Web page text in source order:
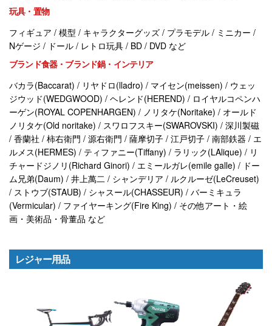
玩具・置物
フィギュア / 模型 / キャラクターグッズ / プラモデル / ミニカー /
Nゲージ / ドール / レトロ玩具 / BD / DVD など
ブランド食器・ブランド鍋・インテリア
バカラ(Baccarat) / リヤドロ(lladro) / マイセン(meissen) / ウェッ
ジウッド(WEDGWOOD) / ヘレンド(HEREND) / ロイヤルコペンハ
ーゲン(ROYAL COPENHARGEN) / ノリタケ(Noritake) / オールド
ノリタケ(Old noritake) / スワロフスキー(SWAROVSKI) / 深川製磁
/ 香蘭社 / 柿右衛門 / 源右衛門 / 薩摩切子 / 江戸切子 / 南部鉄器 / エ
ルメス(HERMES) / ティファニー(Tiffany) / ラリック(LAlique) / リ
チャードジノリ(Richard Ginori) / エミールガレ(emile galle) / ドー
ム兄弟(Daum) / 井上萬二 / シャンデリア / ルクルーゼ(LeCreuset)
/ ストウブ(STAUB) / シャスール(CHASSEUR) / バーミキュラ
(Vermicular) / ファイヤーキング(Fire King) / その他アート・絵
画・美術品・骨董品 など
レジャー用品